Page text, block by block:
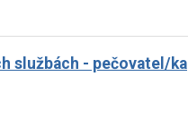
službách - pečovatel/ka